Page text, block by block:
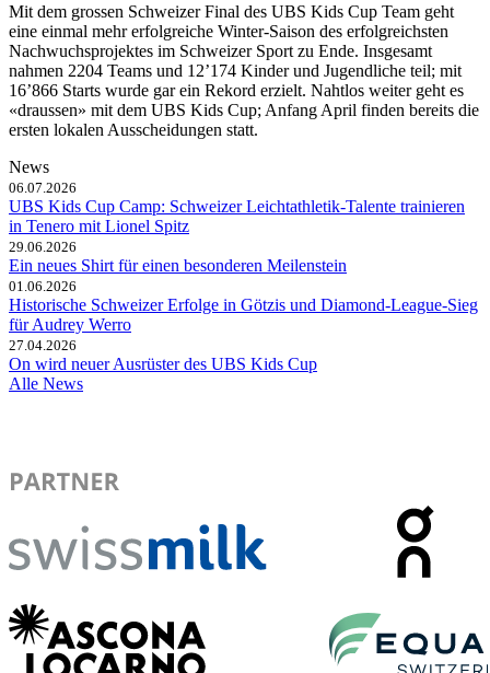
Mit dem grossen Schweizer Final des UBS Kids Cup Team geht
eine einmal mehr erfolgreiche Winter-Saison des erfolgreichsten
Nachwuchsprojektes im Schweizer Sport zu Ende. Insgesamt
nahmen 2204 Teams und 12’174 Kinder und Jugendliche teil; mit
16’866 Starts wurde gar ein Rekord erzielt. Nahtlos weiter geht es
«draussen» mit dem UBS Kids Cup; Anfang April finden bereits die
ersten lokalen Ausscheidungen statt.
News
06.07.2026
UBS Kids Cup Camp: Schweizer Leichtathletik-Talente trainieren
in Tenero mit Lionel Spitz
29.06.2026
Ein neues Shirt für einen besonderen Meilenstein
01.06.2026
Historische Schweizer Erfolge in Götzis und Diamond-League-Sieg
für Audrey Werro
27.04.2026
On wird neuer Ausrüster des UBS Kids Cup
Alle News